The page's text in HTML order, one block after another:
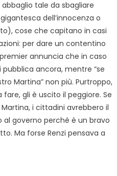
tale da sbagliare
dell’innocenza o
cose che capitano in casi
per dare un contentino
annuncia che in caso
ancora, mentre “se
Martina” non più. Purtroppo,
gli è uscito il peggiore. Se
i cittadini avrebbero il
al governo perché è un bravo
Ma forse Renzi pensava a